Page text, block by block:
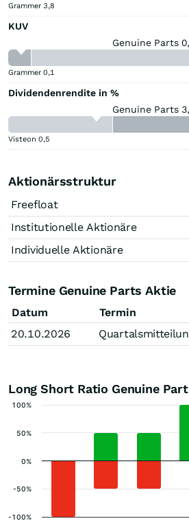
Grammer 3,8
KUV
Genuine Parts
Grammer 0,1
Dividendenrendite in %
Genuine Parts
Visteon 0,5
Aktionärsstruktur
Freefloat
Institutionelle Aktionäre
Individuelle Aktionäre
Termine Genuine Parts Aktie
Datum
Termin
20.10.2026
Long Short Ratio Genuine
-100%
-50%
0%
50%
100%